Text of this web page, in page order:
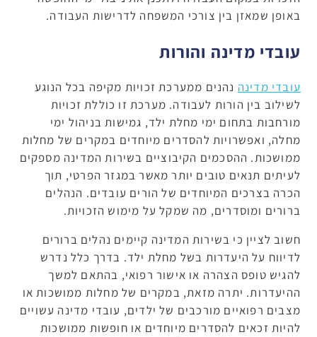
באופן שמאזן בין צורכי המשפחה לדרישות העבודה.
עובדי מדינה והורות
עובדי מדינה נהנים ממערכת זכויות מקיפה בכל הנוגע
לשילוב בין הורות לעבודה. מערכת זו כוללת זכויות
מורחבות בתחום ימי מחלת ילד, גמישות בניהול ימי
מחלה, ואפשרויות להסדרים מיוחדים במקרים של מחלות
ממושכות. ההסכמים הקיבוציים בשירות המדינה מספקים
לעיתים תנאים טובים יותר מאשר במגזר הפרטי, תוך
הכרה בצרכים המיוחדים של הורים עובדים. הנהלים
ברורים ומוסדרים, מה שמקל על מימוש הזכויות.
חשוב לציין כי בשירות המדינה קיימים נהלים ברורים
לדיווח על היעדרות בשל מחלת ילד. בדרך כלל נדרש
להגיש טופס הצהרה או אישור רפואי, בהתאם למשך
ההיעדרות. יתרה מזאת, במקרים של מחלות ממושכות או
מצבים רפואיים מורכבים של ילדים, עובדי מדינה עשויים
להיות זכאים להסדרים מיוחדים או חופשות ממושכות